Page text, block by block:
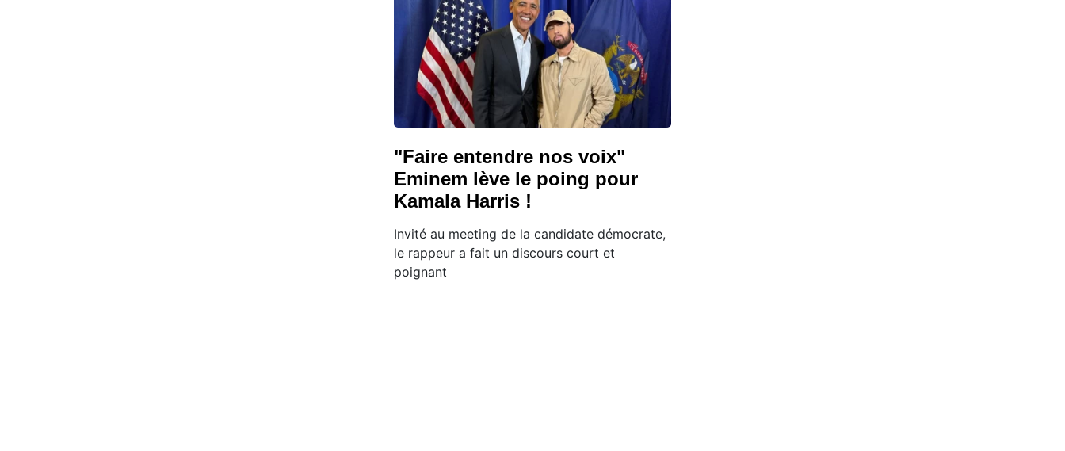
"Faire entendre nos voix"
Eminem lève le poing pour
Kamala Harris !
Invité au meeting de la candidate démocrate,
le rappeur a fait un discours court et
poignant